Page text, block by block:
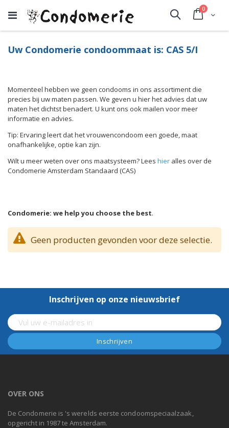
Cart
0
Search
Uw Condomerie condoommaat is: CAS 5/I
Momenteel hebben we geen condooms in ons assortiment die
precies bij uw maten passen. We geven u hier het advies dat uw
maten het dichtst benadert. U kunt ons ook mailen voor meer
informatie en advies.
Tip: Ervaring leert dat het vrouwencondoom een goede, maat
onafhankelijke, optie kan zijn.
Wilt u meer weten over ons maatsysteem? Lees hier alles over de
Condomerie Amsterdam Standaard (CAS)
Condomerie: we help you choose the best.
Geen producten gevonden voor deze selectie.
Inschrijven op onze nieuwsbrief
OVER ONS
De Condomerie is 's werelds eerste condoomspeciaalzaak,
opgericht in 1987 te Amsterdam.